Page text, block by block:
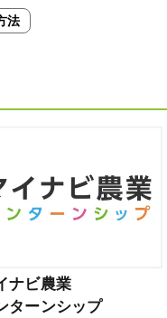
法
ナビ農業
ターンシップ